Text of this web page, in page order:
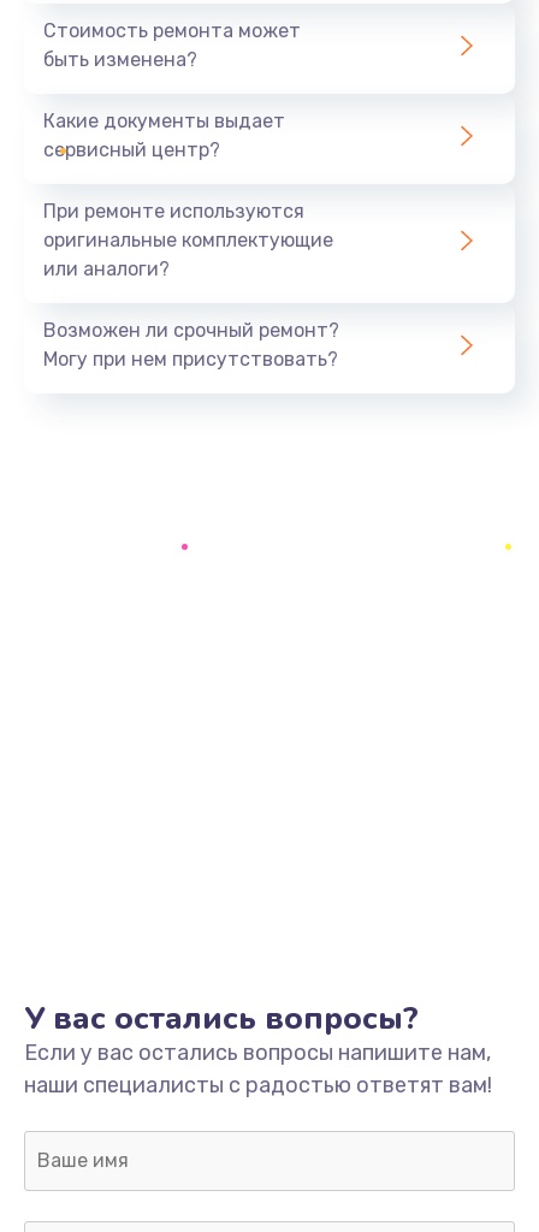
1500 руб.
Ремонт цепи питания
Ремонт блока питания
Заказать
Прошивка блока управления
1000 руб.
Заказать
Замена разъемов
750 руб.
Стоимость ремонта может
быть изменена?
Какие документы выдает
сервисный центр?
При ремонте используются
оригинальные комплектующие
или аналоги?
Возможен ли срочный ремонт?
Могу при нем присутствовать?
У вас остались вопросы?
Если у вас остались вопросы напишите нам,
наши специалисты с радостью ответят вам!